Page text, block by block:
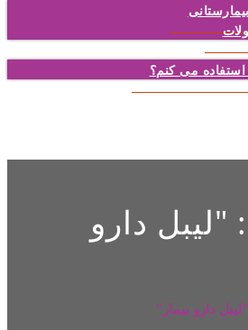
استفاده می کنم؟
"لیبل دارو